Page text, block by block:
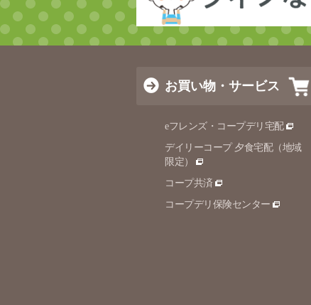
お買い物・サービス
eフレンズ・コープデリ宅配
デイリーコープ 夕食宅配（地域
限定）
コープ共済
コープデリ保険センター